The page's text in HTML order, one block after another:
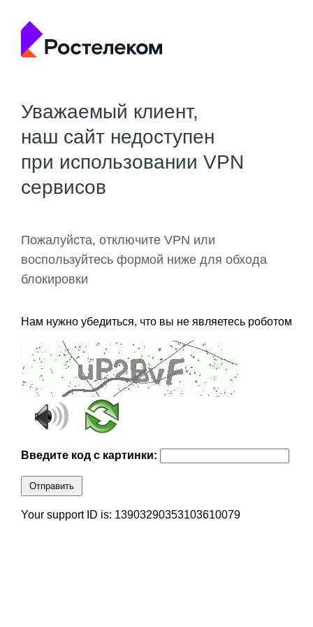
Уважаемый клиент,
наш сайт недоступен
при использовании VPN
сервисов
Пожалуйста, отключите VPN или
воспользуйтесь формой ниже для обхода
блокировки
Нам нужно убедиться, что вы не являетесь роботом
Введите код с картинки:
Отправить
Your support ID is: 13903290353103610079